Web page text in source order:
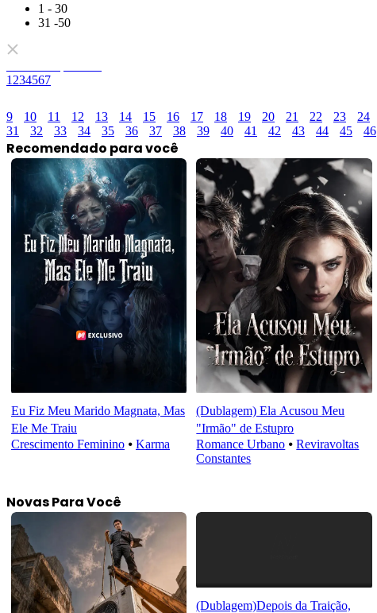
1 - 30
31 -50
1 234567
9 10 11 12 13 14 15 16 17 18 19 20 21 22 23 24
31
32 33 34 35 36 37 38 39 40 41 42 43 44 45 46
Recomendado para você
Eu Fiz Meu Marido Magnata, Mas
Ele Me Traiu
Crescimento Feminino ⦁ Karma
(Dublagem) Ela Acusou Meu
"Irmão" de Estupro
Romance Urbano ⦁Reviravoltas
Constantes
Novas Para Você
(Dublagem)Depois da Traição,